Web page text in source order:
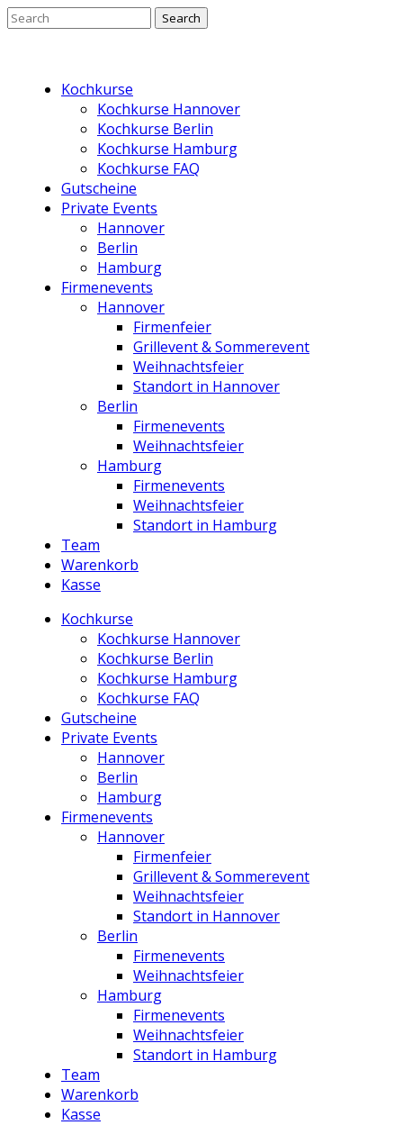
Kochkurse
Kochkurse Hannover
Kochkurse Berlin
Kochkurse Hamburg
Kochkurse FAQ
Gutscheine
Private Events
Hannover
Berlin
Hamburg
Firmenevents
Hannover
Firmenfeier
Grillevent & Sommerevent
Weihnachtsfeier
Standort in Hannover
Berlin
Firmenevents
Weihnachtsfeier
Hamburg
Firmenevents
Weihnachtsfeier
Standort in Hamburg
Team
Warenkorb
Kasse
Kochkurse
Kochkurse Hannover
Kochkurse Berlin
Kochkurse Hamburg
Kochkurse FAQ
Gutscheine
Private Events
Hannover
Berlin
Hamburg
Firmenevents
Hannover
Firmenfeier
Grillevent & Sommerevent
Weihnachtsfeier
Standort in Hannover
Berlin
Firmenevents
Weihnachtsfeier
Hamburg
Firmenevents
Weihnachtsfeier
Standort in Hamburg
Team
Warenkorb
Kasse